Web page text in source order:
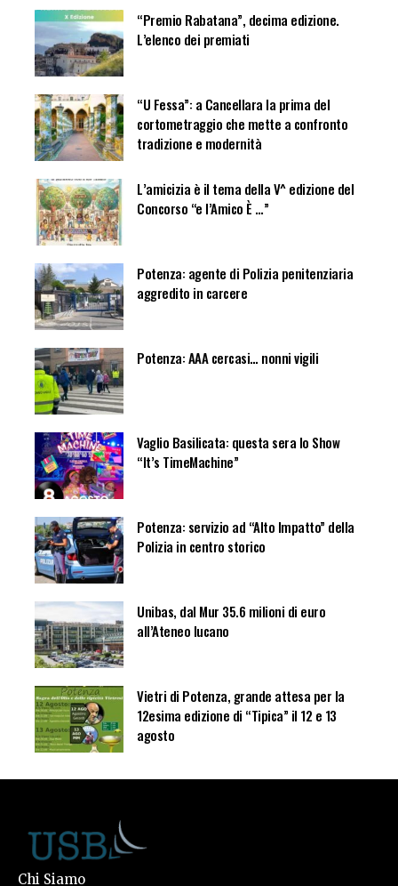
“Premio Rabatana”, decima edizione.
L’elenco dei premiati
“U Fessa”: a Cancellara la prima del
cortometraggio che mette a confronto
tradizione e modernità
L’amicizia è il tema della V^ edizione del
Concorso “e l’Amico È …”
Potenza: agente di Polizia penitenziaria
aggredito in carcere
Potenza: AAA cercasi… nonni vigili
Vaglio Basilicata: questa sera lo Show
“It’s TimeMachine”
Potenza: servizio ad “Alto Impatto” della
Polizia in centro storico
Unibas, dal Mur 35.6 milioni di euro
all’Ateneo lucano
Vietri di Potenza, grande attesa per la
12esima edizione di “Tipica” il 12 e 13
agosto
Chi Siamo